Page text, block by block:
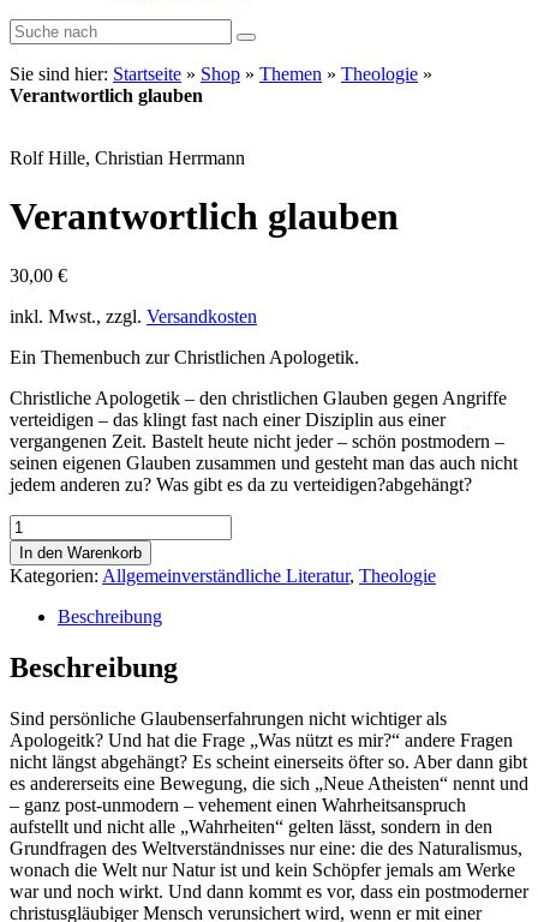
Sie sind hier: Startseite » Shop » Themen » Theologie »
Verantwortlich glauben
Rolf Hille, Christian Herrmann
Verantwortlich glauben
30,00 €
inkl. Mwst., zzgl. Versandkosten
Ein Themenbuch zur Christlichen Apologetik.
Christliche Apologetik – den christlichen Glauben gegen Angriffe
verteidigen – das klingt fast nach einer Disziplin aus einer
vergangenen Zeit. Bastelt heute nicht jeder – schön postmodern –
seinen eigenen Glauben zusammen und gesteht man das auch nicht
jedem anderen zu? Was gibt es da zu verteidigen?abgehängt?
Verantwortlich
glauben
Menge
In den Warenkorb
Kategorien: Allgemeinverständliche Literatur, Theologie
Beschreibung
Beschreibung
Sind persönliche Glaubenserfahrungen nicht wichtiger als
Apologeitk? Und hat die Frage „Was nützt es mir?“ andere Fragen
nicht längst abgehängt? Es scheint einerseits öfter so. Aber dann gibt
es andererseits eine Bewegung, die sich „Neue Atheisten“ nennt und
– ganz post-unmodern – vehement einen Wahrheitsanspruch
aufstellt und nicht alle „Wahrheiten“ gelten lässt, sondern in den
Grundfragen des Weltverständnisses nur eine: die des Naturalismus,
wonach die Welt nur Natur ist und kein Schöpfer jemals am Werke
war und noch wirkt. Und dann kommt es vor, dass ein postmoderner
christusgläubiger Mensch verunsichert wird, wenn er mit einer